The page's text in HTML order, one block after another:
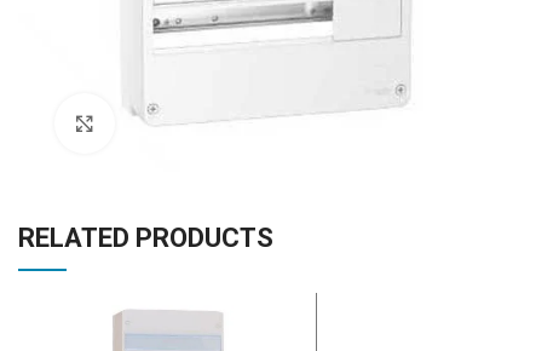
Click to enlarge
RELATED PRODUCTS